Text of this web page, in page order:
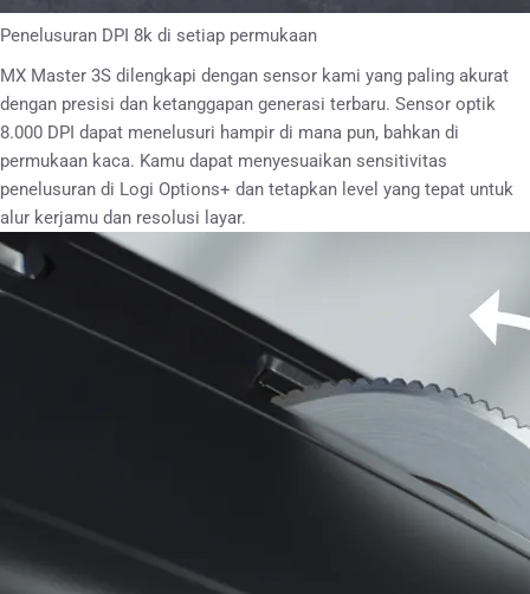
Penelusuran DPI 8k di setiap permukaan
MX Master 3S dilengkapi dengan sensor kami yang paling akurat
dengan presisi dan ketanggapan generasi terbaru. Sensor optik
8.000 DPI dapat menelusuri hampir di mana pun, bahkan di
permukaan kaca. Kamu dapat menyesuaikan sensitivitas
penelusuran di Logi Options+ dan tetapkan level yang tepat untuk
alur kerjamu dan resolusi layar.